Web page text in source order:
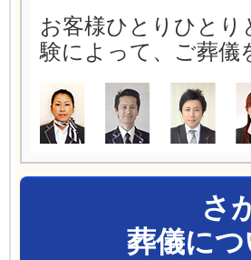
お客様ひとりひと
験によって、ご葬儀
さ
葬儀に